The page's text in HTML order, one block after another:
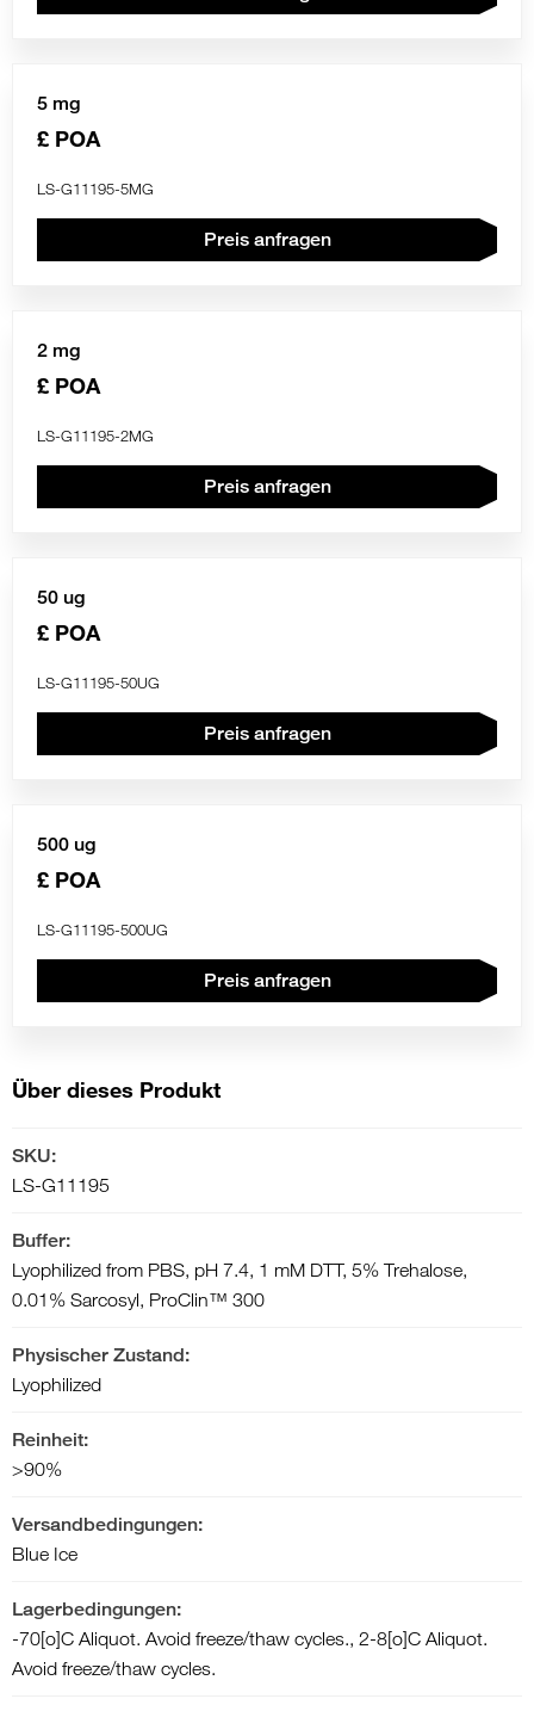
5 mg
£ POA
LS-G11195-5MG
Preis anfragen
2 mg
£ POA
LS-G11195-2MG
Preis anfragen
50 ug
£ POA
LS-G11195-50UG
Preis anfragen
500 ug
£ POA
LS-G11195-500UG
Preis anfragen
Über dieses Produkt
SKU:
LS-G11195
Buffer:
Lyophilized from PBS, pH 7.4, 1 mM DTT, 5% Trehalose,
0.01% Sarcosyl, ProClin™ 300
Physischer Zustand:
Lyophilized
Reinheit:
>90%
Versandbedingungen:
Blue Ice
Lagerbedingungen:
-70[o]C Aliquot. Avoid freeze/thaw cycles., 2-8[o]C Aliquot.
Avoid freeze/thaw cycles.